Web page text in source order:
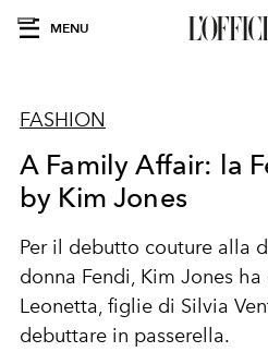
MENU
FASHION
A Family Affair: la
by Kim Jones
Per il debutto couture alla
donna Fendi, Kim Jones
Leonetta, figlie di Silvia
debuttare in passerella.